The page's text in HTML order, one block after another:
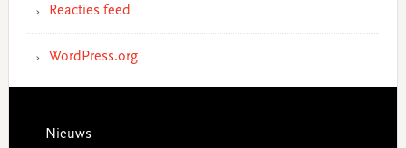
Reacties feed
WordPress.org
Footer
Nieuws